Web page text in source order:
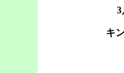
3
キ